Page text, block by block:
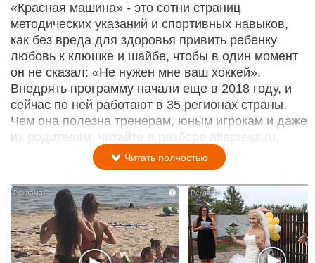
«Красная машина» - это сотни страниц
методических указаний и спортивных навыков,
как без вреда для здоровья привить ребенку
любовь к клюшке и шайбе, чтобы в один момент
он не сказал: «Не нужен мне ваш хоккей».
Внедрять программу начали еще в 2018 году, и
сейчас по ней работают в 35 регионах страны.
Чем она полезна тренерам, юным игрокам и даже
их родителям, читайте в разборе altapress.ru.
Читать полностью
i